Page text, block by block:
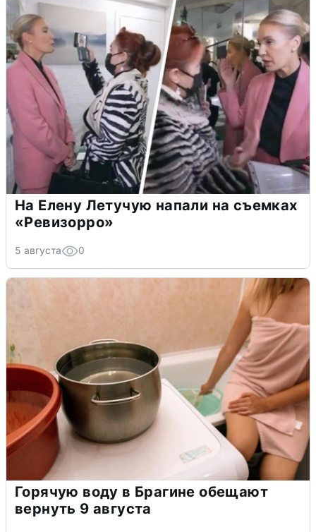
На Елену Летучую напали на съемках
«Ревизорро»
5 августа 0
Горячую воду в Брагине обещают
вернуть 9 августа